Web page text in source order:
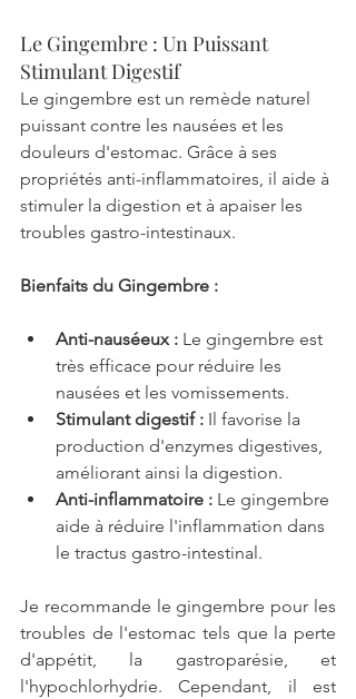
Le Gingembre : Un Puissant
Stimulant Digestif
Le gingembre est un remède naturel
puissant contre les nausées et les
douleurs d'estomac. Grâce à ses
propriétés anti-inflammatoires, il aide à
stimuler la digestion et à apaiser les
troubles gastro-intestinaux.
Bienfaits du Gingembre :
Anti-nauséeux : Le gingembre est
très efficace pour réduire les
nausées et les vomissements.
Stimulant digestif : Il favorise la
production d'enzymes digestives,
améliorant ainsi la digestion.
Anti-inflammatoire : Le gingembre
aide à réduire l'inflammation dans
le tractus gastro-intestinal.
Je recommande le gingembre pour les
troubles de l'estomac tels que la perte
d'appétit, la gastroparésie, et
l'hypochlorhydrie. Cependant, il est